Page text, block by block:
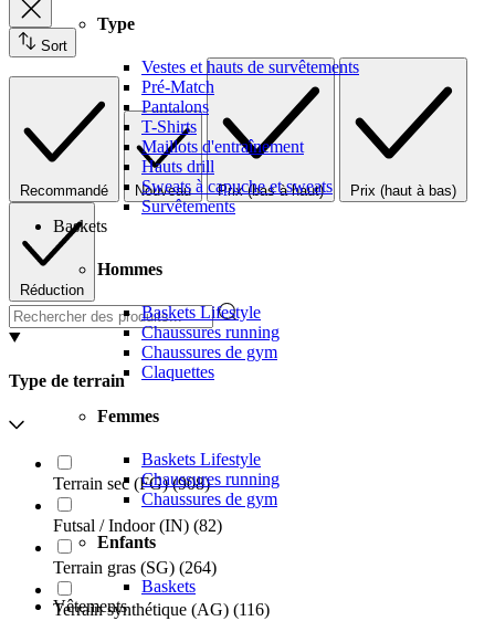
Type
Vestes et hauts de survêtements
Pré-Match
Pantalons
T-Shirts
Maillots d'entraînement
Hauts drill
Sweats à capuche et sweats
Survêtements
Baskets
Hommes
Baskets Lifestyle
Chaussures running
Chaussures de gym
Claquettes
Femmes
Baskets Lifestyle
Chaussures running
Chaussures de gym
Enfants
Baskets
Vêtements
Sort
Recommandé Nouveau Prix (bas à haut) Prix (haut à bas)
Réduction
Type de terrain
Terrain sec (FG) (908)
Futsal / Indoor (IN) (82)
Terrain gras (SG) (264)
Terrain synthétique (AG) (116)